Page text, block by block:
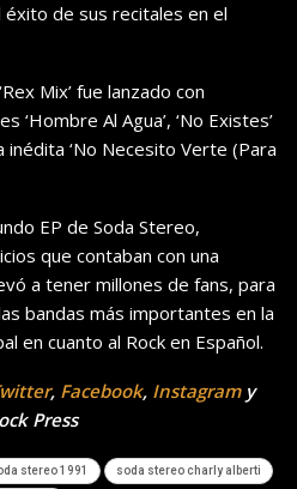
éxito de sus recitales en el
Mix’ fue lanzado con
‘Hombre Al Agua’, ‘No Existes’
inédita ‘No Necesito Verte (Para
EP de Soda Stereo,
que contaban con una
a tener millones de fans, para
bandas más importantes en la
en cuanto al Rock en Español.
, Facebook, Instagramy
Press
stereo 1991 soda stereo charly alberti